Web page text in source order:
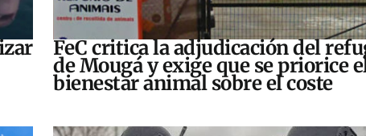
FeC critica la adjudicación del
de Mougá y exige que se priorice
bienestar animal sobre el coste